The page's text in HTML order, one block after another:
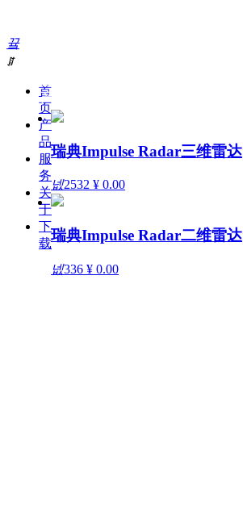
끀
ꁲ
首
页
产
品
服
务
关
于
下
载
全力为中小企业提供网页设计、网站建设等店铺详情
装修设计、平面设计、品牌推广等高度定制服务
产品展示
瑞典Impulse Radar三维雷达
넶2532 ¥ 0.00
瑞典Impulse Radar二维雷达
넶336 ¥ 0.00